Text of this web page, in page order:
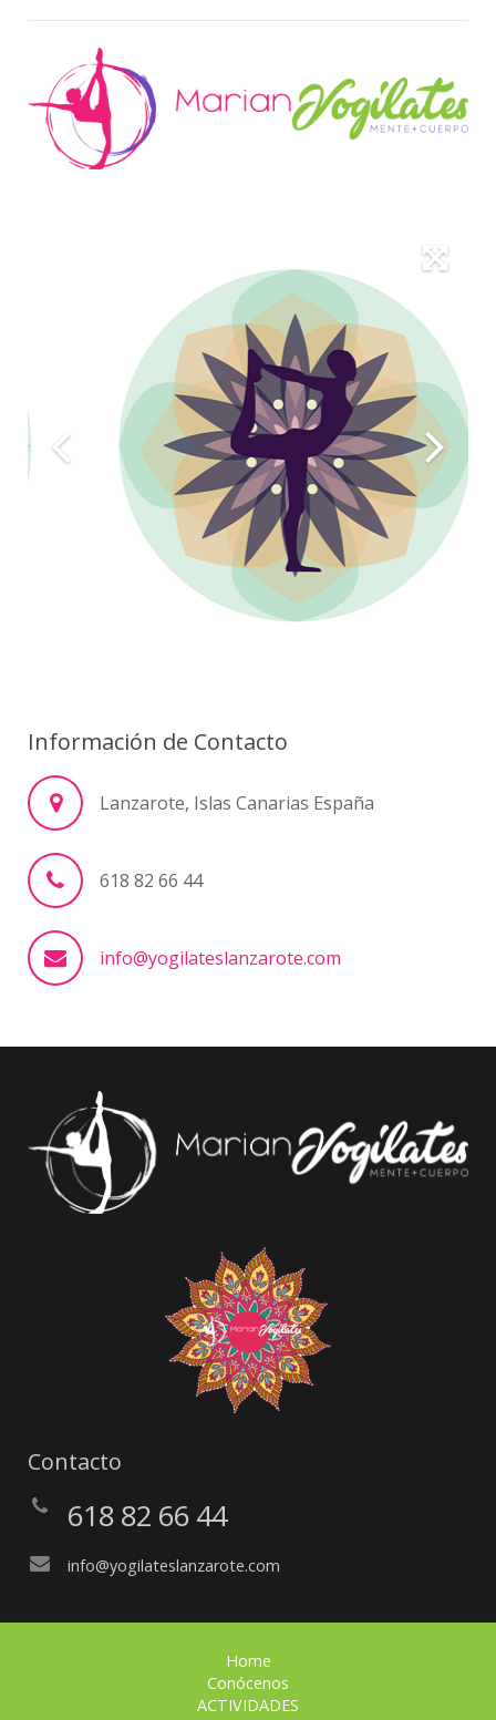
Información de Contacto
Lanzarote, Islas Canarias España
618 82 66 44
info@yogilateslanzarote.com
Contacto
618 82 66 44
info@yogilateslanzarote.com
Home
Conócenos
ACTIVIDADES